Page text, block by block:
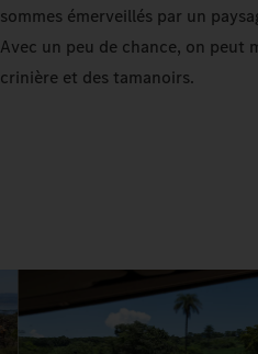
sommes émerveillés par un
Avec un peu de chance, on peut
crinière et des tamanoirs.